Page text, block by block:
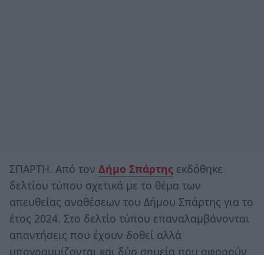
ΣΠΑΡΤΗ. Από τον Δήμο Σπάρτης εκδόθηκε
δελτίου τύπου σχετικά με το θέμα των
απευθείας αναθέσεων του Δήμου Σπάρτης για το
έτος 2024. Στο δελτίο τύπου επαναλαμβάνονται
απαντήσεις που έχουν δοθεί αλλά
υπογραμμίζονται και δύο σημεία που αφορούν